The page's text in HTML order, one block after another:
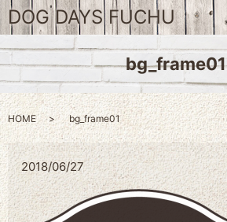
DOG DAYS FUCHU
bg_frame01
HOME bg_frame01
2018/06/27